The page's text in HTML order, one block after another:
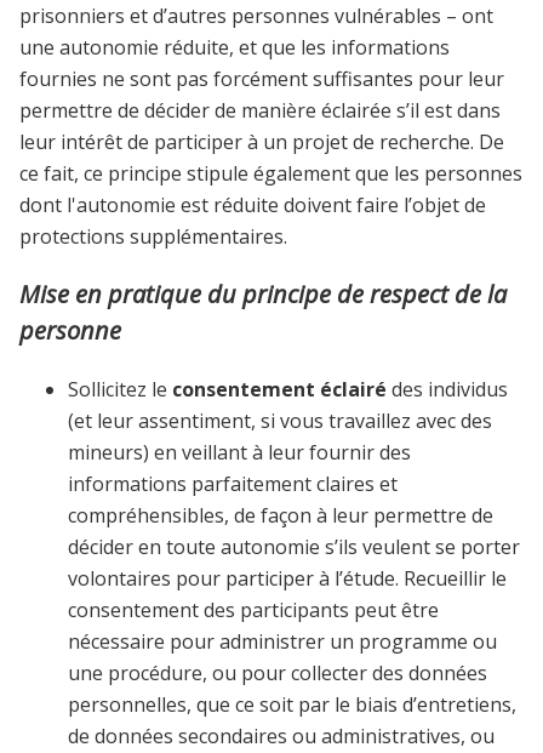
prisonniers et d’autres personnes vulnérables – ont
une autonomie réduite, et que les informations
fournies ne sont pas forcément suffisantes pour leur
permettre de décider de manière éclairée s’il est dans
leur intérêt de participer à un projet de recherche. De
ce fait, ce principe stipule également que les personnes
dont l'autonomie est réduite doivent faire l’objet de
protections supplémentaires.
Mise en pratique du principe de respect de la
personne
Sollicitez le consentement éclairé des individus
(et leur assentiment, si vous travaillez avec des
mineurs) en veillant à leur fournir des
informations parfaitement claires et
compréhensibles, de façon à leur permettre de
décider en toute autonomie s’ils veulent se porter
volontaires pour participer à l’étude. Recueillir le
consentement des participants peut être
nécessaire pour administrer un programme ou
une procédure, ou pour collecter des données
personnelles, que ce soit par le biais d’entretiens,
de données secondaires ou administratives, ou